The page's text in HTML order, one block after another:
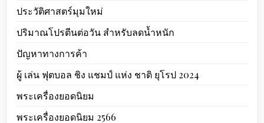
ประวัติศาสตร์มุมใหม่
ปริมาณโปรตีนต่อวัน สำหรับลดน้ำหนัก
ปัญหาทางการค้า
ผู้ เล่น ฟุตบอล ชิง แชมป์ แห่ง ชาติ ยุโรป 2024
พระเครื่องยอดนิยม
พระเครื่องยอดนิยม 2566